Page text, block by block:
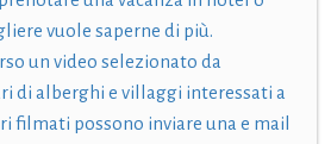
vuole saperne di più.
un video selezionato da
di alberghi e villaggi interessati a
filmati possono inviare una e mail